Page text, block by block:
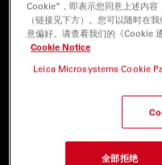
Cookie”，即表示您同意上述内
（链接见下方）。您可以随时在
意偏好。请查看我们的《Cookie
Cookie Notice
Leica Microsystems Cookie
全部拒绝